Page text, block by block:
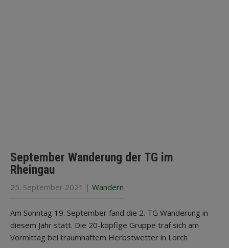
September Wanderung der TG im
Rheingau
25. September 2021 | Wandern
Am Sonntag 19. September fand die 2. TG Wanderung in
diesem Jahr statt. Die 20-köpfige Gruppe traf sich am
Vormittag bei traumhaftem Herbstwetter in Lorch